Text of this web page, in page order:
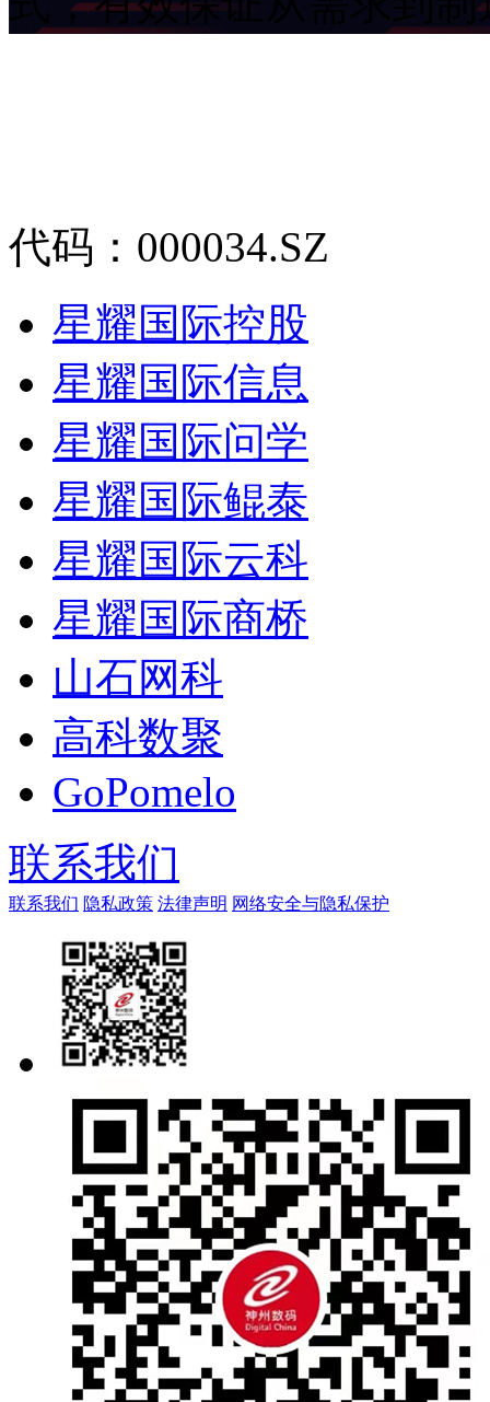
代码：000034.SZ
星耀国际控股
星耀国际信息
星耀国际问学
星耀国际鲲泰
星耀国际云科
星耀国际商桥
山石网科
高科数聚
GoPomelo
联系我们
联系我们 隐私政策 法律声明 网络安全与隐私保护